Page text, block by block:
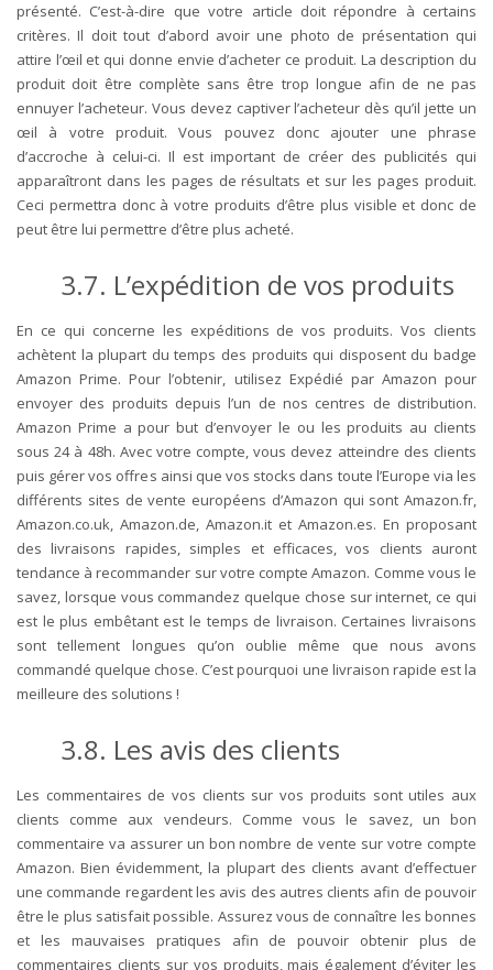
présenté. C’est-à-dire que votre article doit répondre à certains
critères. Il doit tout d’abord avoir une photo de présentation qui
attire l’œil et qui donne envie d’acheter ce produit. La description du
produit doit être complète sans être trop longue afin de ne pas
ennuyer l’acheteur. Vous devez captiver l’acheteur dès qu’il jette un
œil à votre produit. Vous pouvez donc ajouter une phrase
d’accroche à celui-ci. Il est important de créer des publicités qui
apparaîtront dans les pages de résultats et sur les pages produit.
Ceci permettra donc à votre produits d’être plus visible et donc de
peut être lui permettre d’être plus acheté.
3.7. L’expédition de vos produits
En ce qui concerne les expéditions de vos produits. Vos clients
achètent la plupart du temps des produits qui disposent du badge
Amazon Prime. Pour l’obtenir, utilisez Expédié par Amazon pour
envoyer des produits depuis l’un de nos centres de distribution.
Amazon Prime a pour but d’envoyer le ou les produits au clients
sous 24 à 48h. Avec votre compte, vous devez atteindre des clients
puis gérer vos offres ainsi que vos stocks dans toute l’Europe via les
différents sites de vente européens d’Amazon qui sont Amazon.fr,
Amazon.co.uk, Amazon.de, Amazon.it et Amazon.es. En proposant
des livraisons rapides, simples et efficaces, vos clients auront
tendance à recommander sur votre compte Amazon. Comme vous le
savez, lorsque vous commandez quelque chose sur internet, ce qui
est le plus embêtant est le temps de livraison. Certaines livraisons
sont tellement longues qu’on oublie même que nous avons
commandé quelque chose. C’est pourquoi une livraison rapide est la
meilleure des solutions !
3.8. Les avis des clients
Les commentaires de vos clients sur vos produits sont utiles aux
clients comme aux vendeurs. Comme vous le savez, un bon
commentaire va assurer un bon nombre de vente sur votre compte
Amazon. Bien évidemment, la plupart des clients avant d’effectuer
une commande regardent les avis des autres clients afin de pouvoir
être le plus satisfait possible. Assurez vous de connaître les bonnes
et les mauvaises pratiques afin de pouvoir obtenir plus de
commentaires clients sur vos produits, mais également d’éviter les